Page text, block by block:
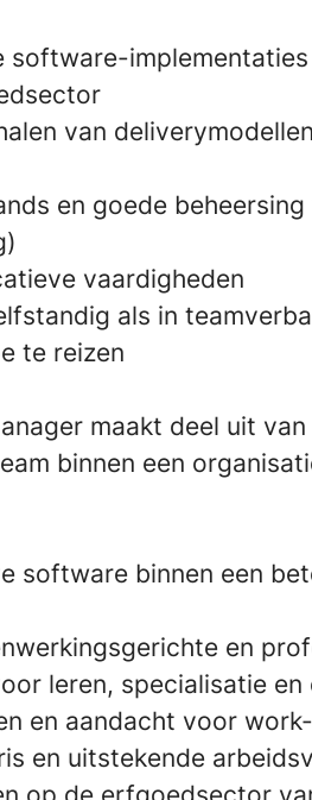
software-implementaties
van
en goede
vaardigheden
als in
te reizen
maakt deel uit
binnen een
software binnen een
en
leren, specialisatie
en aandacht voor
en uitstekende